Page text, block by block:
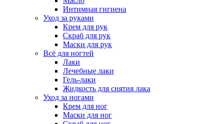
Интимная гигиена
Уход за руками
Крем для рук
Скраб для рук
Маски для рук
Всё для ногтей
Лаки
Лечебные лаки
Гель-лаки
Жидкость для снятия лака
Уход за ногами
Крем для ног
Маски для ног